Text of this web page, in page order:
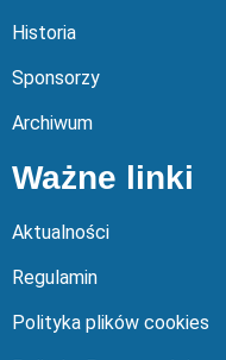
Historia
Sponsorzy
Archiwum
Ważne linki
Aktualności
Regulamin
Polityka plików cookies